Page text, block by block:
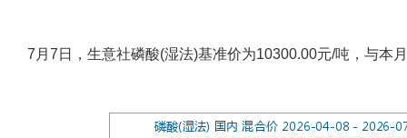
7月7日，生意社磷酸(湿法)基准价为10300.00元/吨，与本